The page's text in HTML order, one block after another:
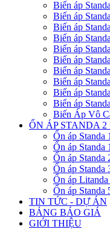
Biến áp
Biến áp
Biến áp
Biến áp
Biến áp
Biến áp
Biến áp
Biến áp
Biến áp
Biến áp
Biến Áp Vô
ỔN ÁP STANDA 2
Ổn áp Standa
Ổn áp Standa
Ổn áp Standa
Ổn áp Standa
Ổn áp
Ổn áp Standa
TIN TỨC - DỰ ÁN
BẢNG BÁO GIÁ
GIỚI THIỆU